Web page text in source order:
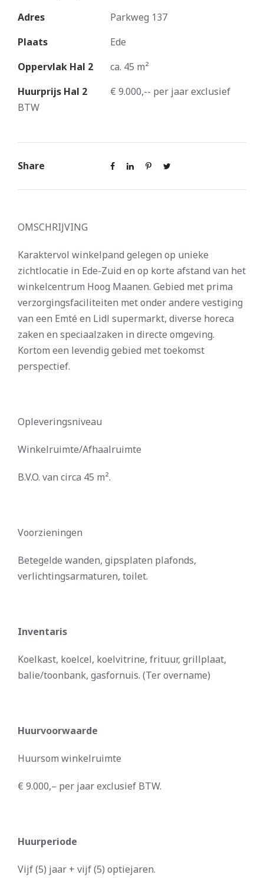
Adres
Parkweg 137
Plaats
Ede
Oppervlak Hal 2
ca. 45 m²
Huurprijs Hal 2
€ 9.000,-- per jaar exclusief
BTW
Share
OMSCHRIJVING
Karaktervol winkelpand gelegen op unieke
zichtlocatie in Ede-Zuid en op korte afstand van het
winkelcentrum Hoog Maanen. Gebied met prima
verzorgingsfaciliteiten met onder andere vestiging
van een Emté en Lidl supermarkt, diverse horeca
zaken en speciaalzaken in directe omgeving.
Kortom een levendig gebied met toekomst
perspectief.
Opleveringsniveau
Winkelruimte/Afhaalruimte
B.V.O. van circa 45 m².
Voorzieningen
Betegelde wanden, gipsplaten plafonds,
verlichtingsarmaturen, toilet.
Inventaris
Koelkast, koelcel, koelvitrine, frituur, grillplaat,
balie/toonbank, gasfornuis. (Ter overname)
Huurvoorwaarde
Huursom winkelruimte
€ 9.000,– per jaar exclusief BTW.
Huurperiode
Vijf (5) jaar + vijf (5) optiejaren.